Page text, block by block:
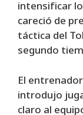
intensificar
careció de
táctica del
segundo
El
introdujo
claro al